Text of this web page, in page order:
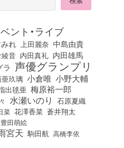
ント・ライブ
れ 上田麗奈 中島由貴
音 内田真礼 内田雄馬
ラ 声優グランプリ
玖璃 小倉唯 小野大輔
出毬亜 梅原裕一郎
水瀬いのり 石原夏織
菜 花澤香菜 蒼井翔太
豊田萌絵
宮天 駒田航 高橋李依